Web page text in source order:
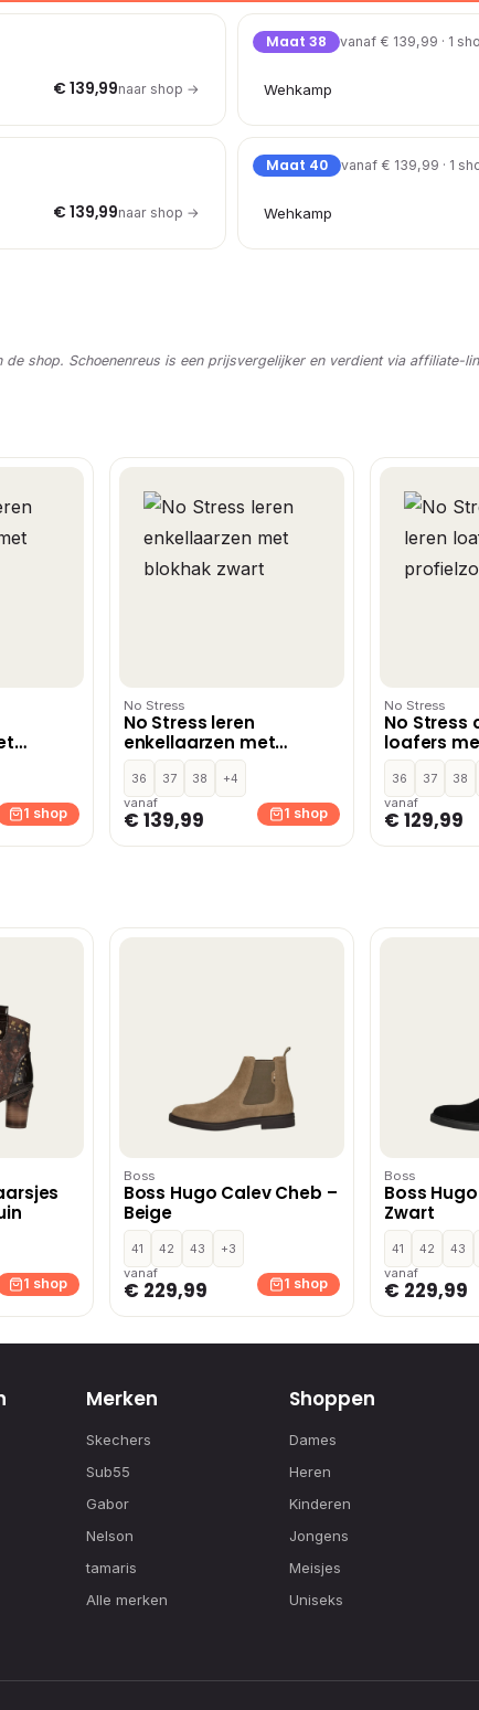
€ 139,99naar shop →
Maat 38 vanaf € 139,99 · 1
Wehkamp
€ 139,99naar shop →
Maat 40 vanaf € 139,99 · 1
Wehkamp
shop. Schoenenreus is een prijsvergelijker en verdient via affiliate-
1 shop
No Stress
No Stress leren
enkellaarzen met
blokhak zwart
36 37 38
+4
vanaf
€ 139,99 1 shop
No Stress
No Stress
loafers
zwart
36 37 38
vanaf
€ 129,99
1 shop
Boss
Boss Hugo Calev Cheb –
Beige
41 42 43
+3
vanaf
€ 229,99 1 shop
Boss
Boss
Zwart
41 42 43
vanaf
€ 229,99
Merken
Skechers
Sub55
Gabor
Nelson
tamaris
Alle merken
Shoppen
Dames
Heren
Kinderen
Jongens
Meisjes
Uniseks